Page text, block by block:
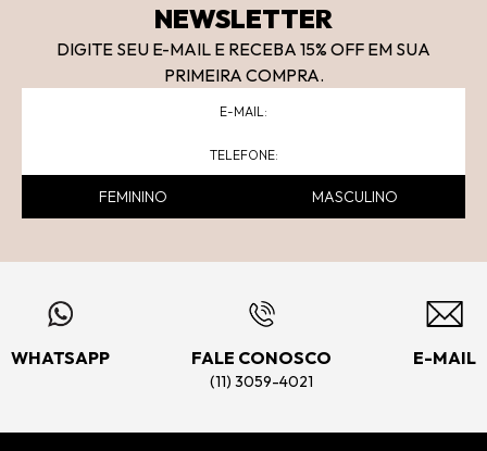
NEWSLETTER
DIGITE SEU E-MAIL E RECEBA 15% OFF EM SUA
PRIMEIRA COMPRA.
FEMININO MASCULINO
WHATSAPP FALE CONOSCO
(11) 3059-4021
E-MAIL